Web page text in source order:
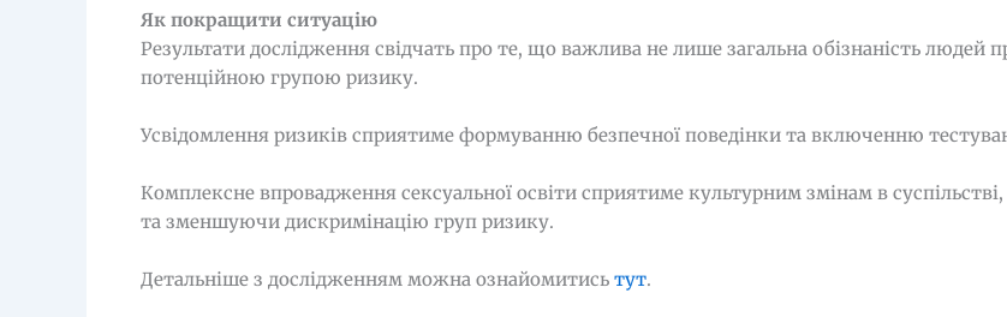
Як покращити ситуацію
Результати дослідження свідчать про те, що важлива не лише загальна обізнаність людей
потенційною групою ризику.
Усвідомлення ризиків сприятиме формуванню безпечної поведінки та включенню
Комплексне впровадження сексуальної освіти сприятиме культурним змінам в
та зменшуючи дискримінацію груп ризику.
Детальніше з дослідженням можна ознайомитись тут.